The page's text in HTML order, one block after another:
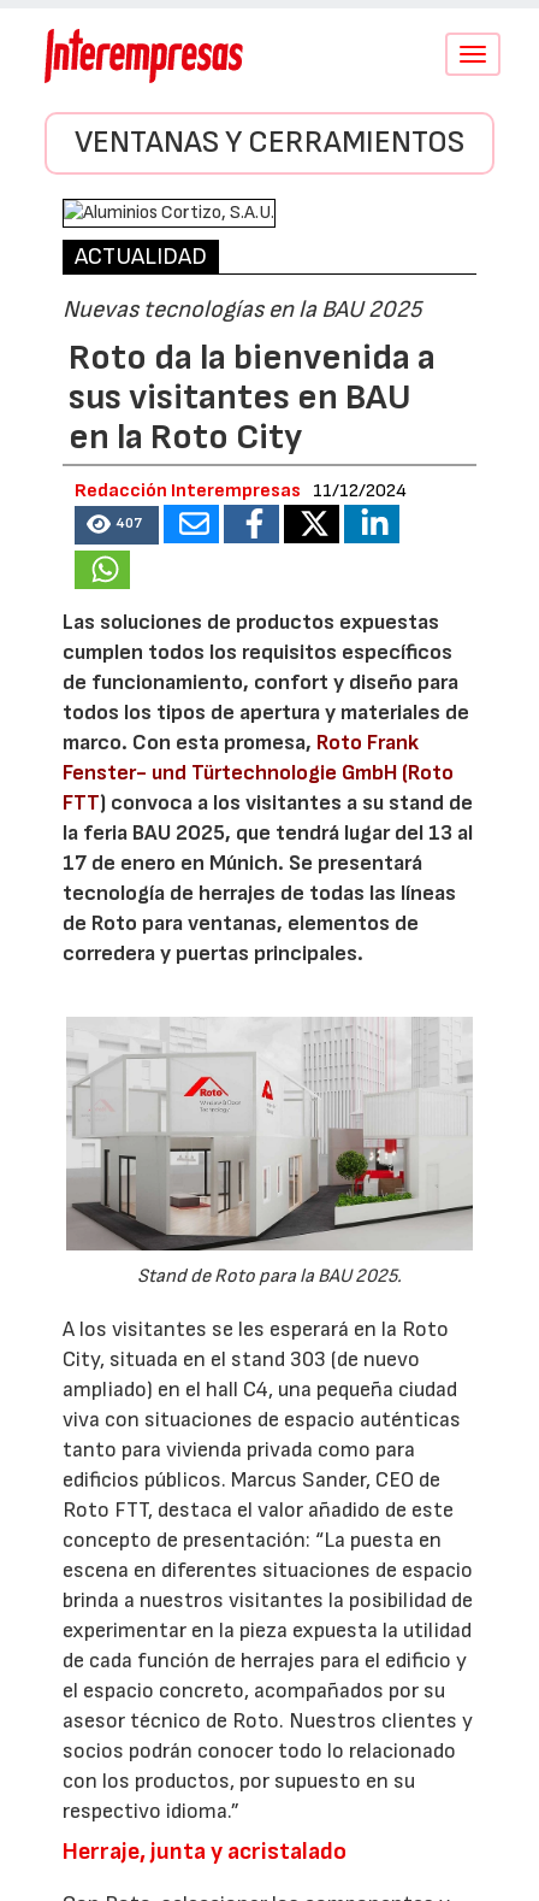
Conmutar
VENTANAS Y CERRAMIENTOS
ACTUALIDAD
Nuevas tecnologías en la BAU 2025
Roto da la bienvenida a
sus visitantes en BAU
en la Roto City
Redacción Interempresas 11/12/2024
407
Las soluciones de productos expuestas
cumplen todos los requisitos específicos
de funcionamiento, confort y diseño para
todos los tipos de apertura y materiales de
marco. Con esta promesa, Roto Frank
Fenster- und Türtechnologie GmbH (Roto
FTT) convoca a los visitantes a su stand de
la feria BAU 2025, que tendrá lugar del 13 al
17 de enero en Múnich. Se presentará
tecnología de herrajes de todas las líneas
de Roto para ventanas, elementos de
corredera y puertas principales.
Stand de Roto para la BAU 2025.
A los visitantes se les esperará en la Roto
City, situada en el stand 303 (de nuevo
ampliado) en el hall C4, una pequeña ciudad
viva con situaciones de espacio auténticas
tanto para vivienda privada como para
edificios públicos. Marcus Sander, CEO de
Roto FTT, destaca el valor añadido de este
concepto de presentación: “La puesta en
escena en diferentes situaciones de espacio
brinda a nuestros visitantes la posibilidad de
experimentar en la pieza expuesta la utilidad
de cada función de herrajes para el edificio y
el espacio concreto, acompañados por su
asesor técnico de Roto. Nuestros clientes y
socios podrán conocer todo lo relacionado
con los productos, por supuesto en su
respectivo idioma.”
Herraje, junta y acristalado